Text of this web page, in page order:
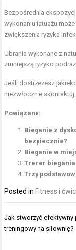
Bezpośrednia
wykonaniu tatuażu
zwiększenia ryzyka
Ubrania wykonane z
zmniejszą ryzyko
Jeśli dostrzeżesz
niezwłocznie
Powiązane:
Bieganie z
bezpiecznie?
Bieganie w
Trener biegania
Trzy
Posted inFitness i
Nawigacja
wpisu
Jak stworzyć efektywny
treningowy na siłownię?